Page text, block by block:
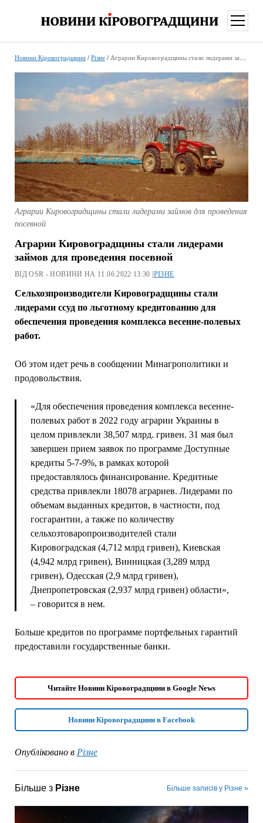
меню
Новини Кіровоградщини/ Різне/ Аграрии Кировоградщины стали лидерами займов для проведения посевной
Аграрии Кировоградщины стали лидерами займов для проведения
посевной
Аграрии Кировоградщины стали лидерами
займов для проведения посевной
ВІД OSR - НОВИНИ НА 11.06.2022 13:30 | РІЗНЕ
Сельхозпроизводители Кировоградщины стали
лидерами ссуд по льготному кредитованию для
обеспечения проведения комплекса весенне-полевых
работ.
Об этом идет речь в сообщении Минагрополитики и
продовольствия.
«Для обеспечения проведения комплекса весенне-
полевых работ в 2022 году аграрии Украины в
целом привлекли 38,507 млрд. гривен. 31 мая был
завершен прием заявок по программе Доступные
кредиты 5-7-9%, в рамках которой
предоставлялось финансирование. Кредитные
средства привлекли 18078 аграриев. Лидерами по
объемам выданных кредитов, в частности, под
госгарантии, а также по количеству
сельхозтоваропроизводителей стали
Кировоградская (4,712 млрд гривен), Киевская
(4,942 млрд гривен), Винницкая (3,289 млрд
гривен), Одесская (2,9 млрд гривен),
Днепропетровская (2,937 млрд гривен) области»,
– говорится в нем.
Больше кредитов по программе портфельных гарантий
предоставили государственные банки.
Читайте Новини Кіровоградщини в Google News
Новини Кіровоградщини в Facebook
Опубліковано в Різне
Більше з Різне Більше записів у Різне »